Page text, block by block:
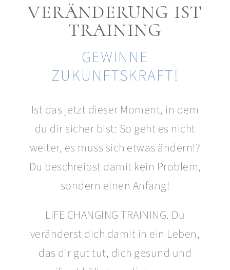
VERÄNDERUNG IST
TRAINING
GEWINNE
ZUKUNFTSKRAFT!
Ist das jetzt dieser Moment, in dem
du dir sicher bist: So geht es nicht
weiter, es muss sich etwas ändern!?
Du beschreibst damit kein Problem,
sondern einen Anfang!
LIFE CHANGING TRAINING. Du
veränderst dich damit in ein Leben,
das dir gut tut, dich gesund und